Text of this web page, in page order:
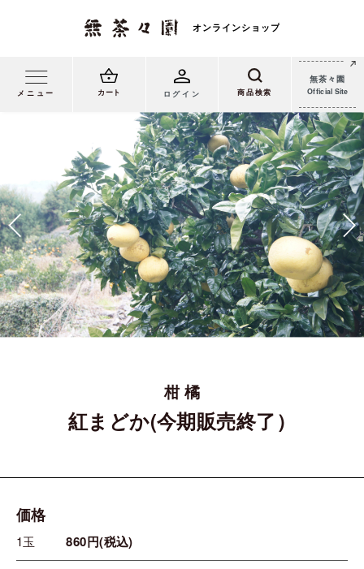
メニュー カート ログイン
無茶々園
Official Site
柑 橘
紅まどか(今期販売終了）
価格
1玉 860円(税込)